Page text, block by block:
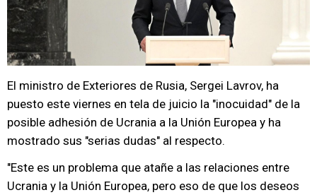
El ministro de Exteriores de Rusia, Sergei Lavrov, ha
puesto este viernes en tela de juicio la "inocuidad" de la
posible adhesión de Ucrania a la Unión Europea y ha
mostrado sus "serias dudas" al respecto.
"Este es un problema que atañe a las relaciones entre
Ucrania y la Unión Europea, pero eso de que los deseos